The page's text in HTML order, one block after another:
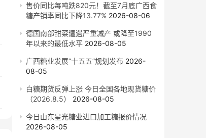
售价同比每吨跌820元！截至7月底广西食
糖产销率同比下降13.77% 2026-08-06
德国南部甜菜遭遇严重减产 或降至1990
年以来的最低水平 2026-08-05
广西糖业发展“十五五”规划发布 2026-
08-05
白糖期货反弹上涨 今日全国各地现货糖价
（2026.8.5）
2026-08-05
今日山东星光糖业进口加工糖报价情况
2026-08-05